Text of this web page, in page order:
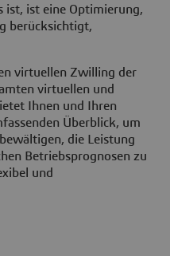
ist, ist eine Optimierung,
berücksichtigt,
virtuellen Zwilling der
virtuellen und
Ihnen und Ihren
Überblick, um
die Leistung
Betriebsprognosen zu
und